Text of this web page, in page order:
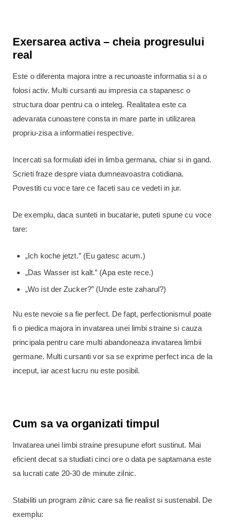
Exersarea activa – cheia progresului
real
Este o diferenta majora intre a recunoaste informatia si a o
folosi activ. Multi cursanti au impresia ca stapanesc o
structura doar pentru ca o inteleg. Realitatea este ca
adevarata cunoastere consta in mare parte in utilizarea
propriu-zisa a informatiei respective.
Incercati sa formulati idei in limba germana, chiar si in gand.
Scrieti fraze despre viata dumneavoastra cotidiana.
Povestiti cu voce tare ce faceti sau ce vedeti in jur.
De exemplu, daca sunteti in bucatarie, puteti spune cu voce
tare:
„Ich koche jetzt.” (Eu gatesc acum.)
„Das Wasser ist kalt.” (Apa este rece.)
„Wo ist der Zucker?” (Unde este zaharul?)
Nu este nevoie sa fie perfect. De fapt, perfectionismul poate
fi o piedica majora in invatarea unei limbi straine si cauza
principala pentru care multi abandoneaza invatarea limbii
germane. Multi cursanti vor sa se exprime perfect inca de la
inceput, iar acest lucru nu este posibil.
Cum sa va organizati timpul
Invatarea unei limbi straine presupune efort sustinut. Mai
eficient decat sa studiati cinci ore o data pe saptamana este
sa lucrati cate 20-30 de minute zilnic.
Stabiliti un program zilnic care sa fie realist si sustenabil. De
exemplu: